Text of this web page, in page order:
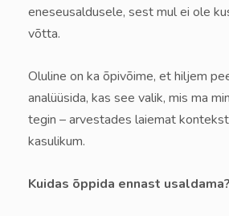
eneseusaldusele, sest mul ei ole
võtta.
Oluline on ka õpivõime, et hiljem
analüüsida, kas see valik, mis ma
tegin – arvestades laiemat
kasulikum.
Kuidas õppida ennast usaldama?